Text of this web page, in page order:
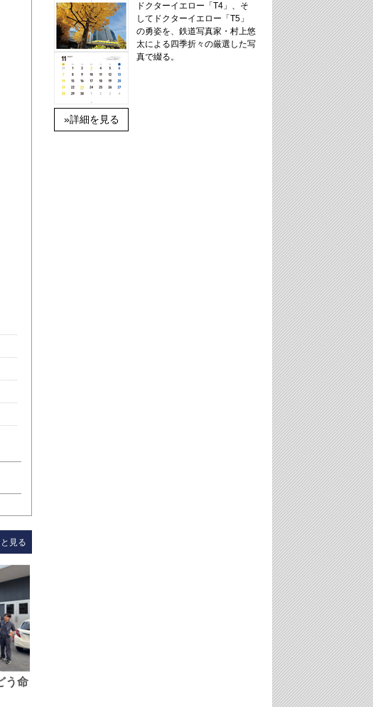
見る
う命
»詳細を見る
ドクターイエロー「T4」、そ
してドクターイエロー「T5」
の勇姿を、鉄道写真家・村上悠
太による四季折々の厳選した写
真で綴る。